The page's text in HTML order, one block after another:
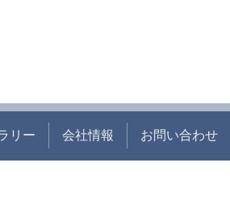
リー 会社情報 お問い合わせ